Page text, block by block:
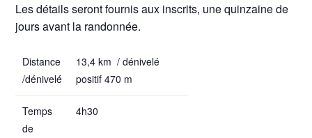
Les détails seront fournis aux inscrits, une quinzaine de
jours avant la randonnée.
Distance
/dénivelé
13,4 km / dénivelé
positif 470 m
Temps
de
4h30